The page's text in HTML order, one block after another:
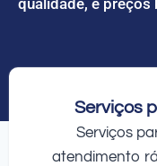
Serviços
Serviços
atendimento